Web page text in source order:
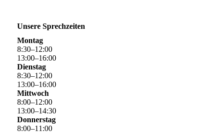
Unsere Sprechzeiten
Montag
8:30–12:00
13:00–16:00
Dienstag
8:30–12:00
13:00–16:00
Mittwoch
8:00–12:00
13:00–14:30
Donnerstag
8:00–11 :00